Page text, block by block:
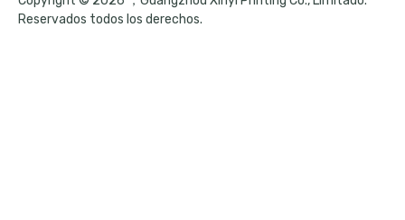
Reservados todos los derechos.